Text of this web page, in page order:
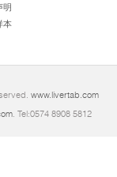
明
本
www.livertab.com
. Tel:0574 8908 5812